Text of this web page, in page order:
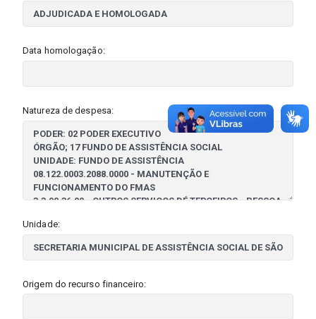
Data homologação:
Natureza de despesa:
Unidade:
Origem do recurso financeiro: